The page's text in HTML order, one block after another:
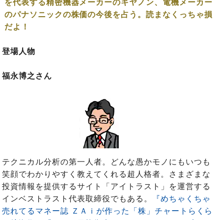
を代表する精密機器メーカーのキヤノン、電機メーカー
のパナソニックの株価の今後を占う。読まなくっちゃ損
だよ！
登場人物
福永博之さん
テクニカル分析の第一人者。どんな愚かモノにもいつも
笑顔でわかりやすく教えてくれる超人格者。さまざまな
投資情報を提供するサイト「アイトラスト」を運営する
インベストラスト代表取締役でもある。
『めちゃくちゃ
売れてるマネー誌 ＺＡｉが作った「株」チャートらくら